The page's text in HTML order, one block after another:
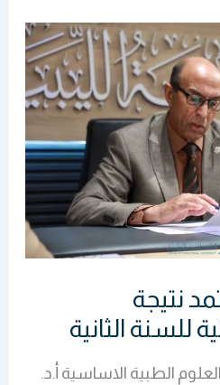
نتيجة
للسنة الثانية
الطبية الاساسية أ.د.